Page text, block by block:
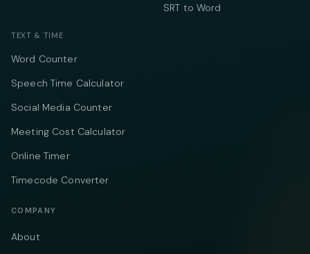
SRT to Word
TEXT & TIME
Word Counter
Speech Time Calculator
Social Media Counter
Meeting Cost Calculator
Online Timer
Timecode Converter
COMPANY
About